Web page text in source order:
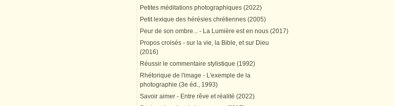
Petites méditations photographiques (2022)
Petit lexique des hérésies chrétiennes (2005)
Peur de son ombre... - La Lumière est en nous (2017)
Propos croisés - sur la vie, la Bible, et sur Dieu
(2016)
Réussir le commentaire stylistique (1992)
Rhétorique de l'image - L'exemple de la
photographie (3e éd., 1993)
Savoir aimer - Entre rêve et réalité (2022)